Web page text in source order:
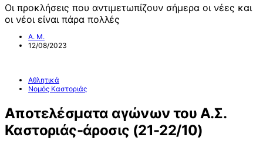
Οι προκλήσεις που αντιμετωπίζουν σήμερα οι νέες και
οι νέοι είναι πάρα πολλές
Α. Μ.
12/08/2023
Αθλητικά
Νομός Καστοριάς
Αποτελέσματα αγώνων του Α.Σ.
Καστοριάς-άροσις (21-22/10)